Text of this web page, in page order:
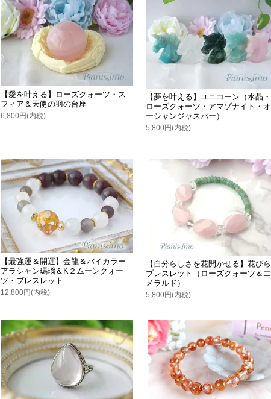
【愛を叶える】ローズクォーツ・ス
フィア＆天使の羽の台座
6,800円(内税)
【夢を叶える】ユニコーン（水晶・
ローズクォーツ・アマゾナイト・オ
ーシャンジャスパー）
5,800円(内税)
【最強運＆開運】金龍＆バイカラー
アラシャン瑪瑙＆K２ムーンクォー
ツ・ブレスレット
12,800円(内税)
【自分らしさを花開かせる】花びら
ブレスレット（ローズクォーツ＆エ
メラルド）
5,800円(内税)